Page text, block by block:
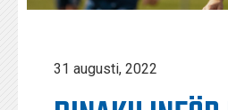
31 augusti, 2022